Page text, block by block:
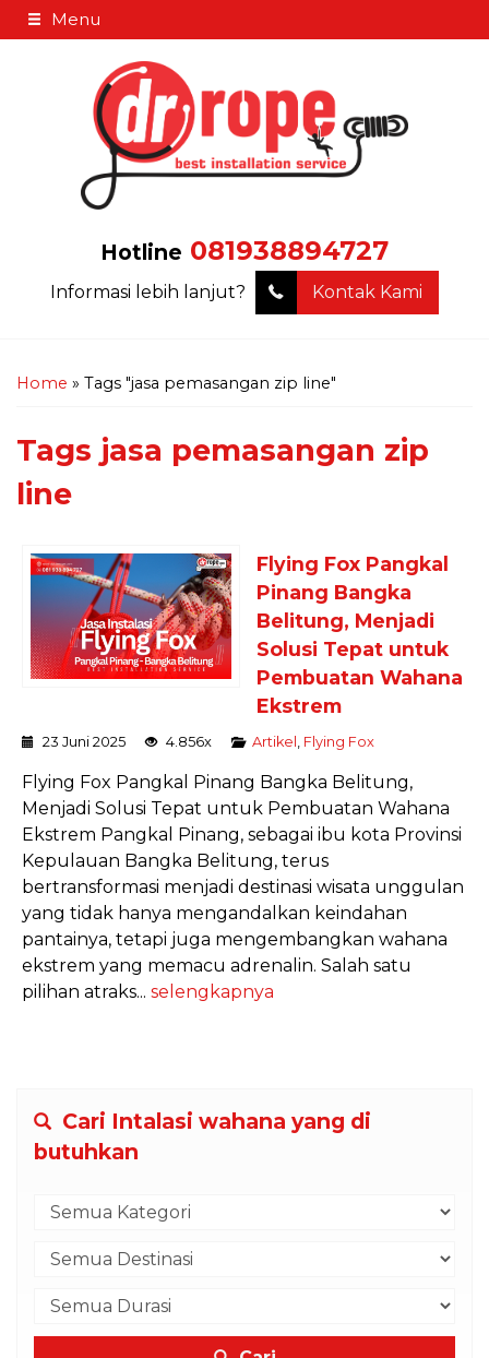
Menu
Hotline 081938894727
Informasi lebih lanjut? Kontak Kami
Home » Tags "jasa pemasangan zip line"
Tags jasa pemasangan zip
line
Flying Fox Pangkal
Pinang Bangka
Belitung, Menjadi
Solusi Tepat untuk
Pembuatan Wahana
Ekstrem
23 Juni 2025 4.856x Artikel Flying Fox
Flying Fox Pangkal Pinang Bangka Belitung,
Menjadi Solusi Tepat untuk Pembuatan Wahana
Ekstrem Pangkal Pinang, sebagai ibu kota Provinsi
Kepulauan Bangka Belitung, terus
bertransformasi menjadi destinasi wisata unggulan
yang tidak hanya mengandalkan keindahan
pantainya, tetapi juga mengembangkan wahana
ekstrem yang memacu adrenalin. Salah satu
pilihan atraks... selengkapnya
Cari Intalasi wahana yang di
butuhkan